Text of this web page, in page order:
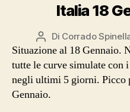
Italia 18
Autore
articolo
Di Corrado
Situazione al 18 Gennaio.
tutte le curve simulate con
negli ultimi 5 giorni. Picco
Gennaio.